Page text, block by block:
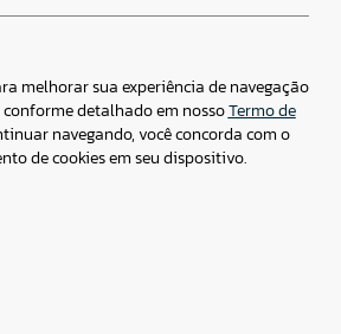
SP – CEP: 01452-914
imprensa@csdbr.com
melhorar sua experiência de navegação
conforme detalhado em nossoTermo de
navegando, você concorda com o
de cookies em seu dispositivo.